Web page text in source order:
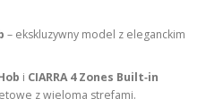
– ekskluzywny model z eleganckim
i CIARRA 4 Zones Built‑in
z wieloma strefami.